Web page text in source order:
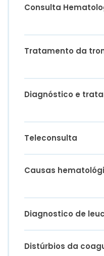
Consulta
Tratamento da
Diagnóstico e
Teleconsulta
Causas
Diagnostico de
Distúrbios da